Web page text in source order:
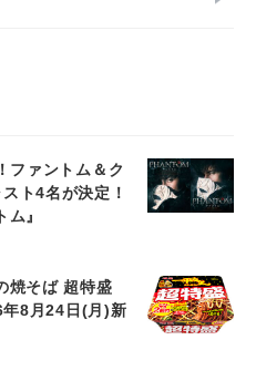
ファントム＆ク
ト4名が決定！
』
焼そば 超特盛
8月24日(月)新